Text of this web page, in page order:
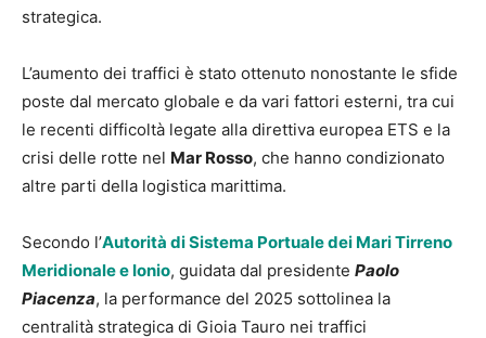
strategica.
L’aumento dei traffici è stato ottenuto nonostante le sfide
poste dal mercato globale e da vari fattori esterni, tra cui
le recenti difficoltà legate alla direttiva europea ETS e la
crisi delle rotte nel Mar Rosso, che hanno condizionato
altre parti della logistica marittima.
Secondo l’Autorità di Sistema Portuale dei Mari Tirreno
Meridionale e Ionio, guidata dal presidente Paolo
Piacenza, la performance del 2025 sottolinea la
centralità strategica di Gioia Tauro nei traffici